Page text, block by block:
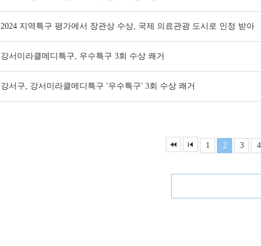
2024 지역특구 평가에서 장관상 수상, 국제 의료관광 도시로 인정 받아
강서미라클메디특구, 우수특구 3회 수상 쾌거
강서구, 강서미라클메디특구 '우수특구' 3회 수상 쾌거
1 2 3 4